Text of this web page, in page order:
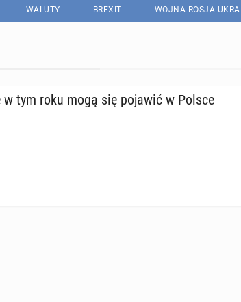
WALUTY BREXIT WOJNA ROSJA-
tym roku mogą się pojawić w Polsce